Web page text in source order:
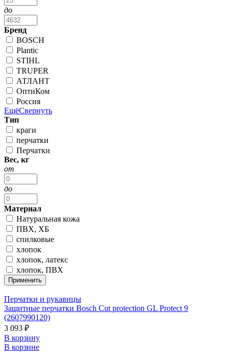
до
Бренд
BOSCH
Plantic
STIHL
TRUPER
АТЛАНТ
ОптиКом
Россия
ЕщёСвернуть
Тип
краги
перчатки
Перчатки
Вес, кг
от
до
Материал
Натуральная кожа
ПВХ, ХБ
спилковые
хлопок
хлопок, латекс
хлопок, ПВХ
Перчатки и рукавицы
Защитные перчатки Bosch Cut protection GL Protect 9
(2607990120)
3 093 ₽
В корзину
В корзине